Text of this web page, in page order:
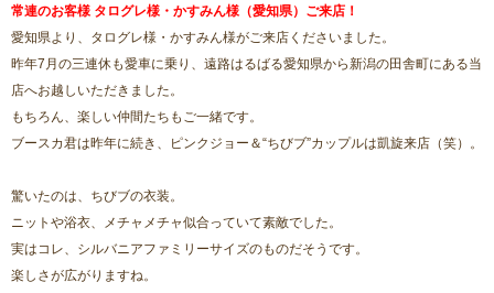
常連のお客様 タログレ様・かすみん様（愛知県）ご来店！
愛知県より、タログレ様・かすみん様がご来店くださいました。
昨年7月の三連休も愛車に乗り、遠路はるばる愛知県から新潟の田舎町にある当
店へお越しいただきました。
もちろん、楽しい仲間たちもご一緒です。
ブースカ君は昨年に続き、ピンクジョー＆“ちびブ”カップルは凱旋来店（笑）。
驚いたのは、ちびブの衣装。
ニットや浴衣、メチャメチャ似合っていて素敵でした。
実はコレ、シルバニアファミリーサイズのものだそうです。
楽しさが広がりますね。